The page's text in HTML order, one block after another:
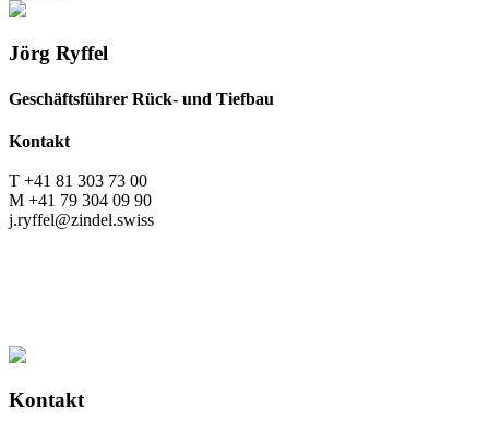
Jörg Ryffel
Geschäftsführer Rück- und Tiefbau
Kontakt
T +41 81 303 73 00
M +41 79 304 09 90
j.ryffel@zindel.swiss
Kontakt